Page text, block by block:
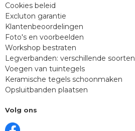
Cookies beleid
Excluton garantie
Klantenbeoordelingen
Foto's en voorbeelden
Workshop bestraten
Legverbanden: verschillende soorten
Voegen van tuintegels
Keramische tegels schoonmaken
Opsluitbanden plaatsen
Volg ons